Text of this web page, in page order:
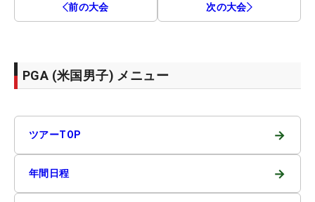
前の大会 次の大会
PGA (米国男子) メニュー
ツアーTOP →
年間日程 →